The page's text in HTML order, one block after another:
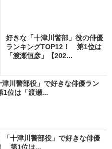
好きな「十津川警部」役の俳優
ランキングTOP12！ 第1位は
「渡瀬恒彦」【202...
津川警部役」で好きな俳優ラン
位は「渡瀬...
「十津川警部役」で好きな俳優
第1位は...